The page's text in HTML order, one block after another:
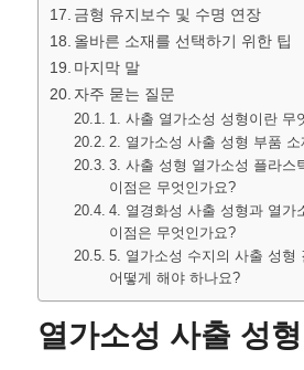
금형 유지보수 및 수명 연장
올바른 소재를 선택하기 위한 팁
마지막 말
자주 묻는 질문
1. 사출 열가소성 성형이란 무
2. 열가소성 사출 성형 부품
3. 사출 성형 열가소성 플라스
이점은 무엇인가요?
4. 열경화성 사출 성형과 열가
이점은 무엇인가요?
5. 열가소성 수지의 사출 성형
어떻게 해야 하나요?
열가소성 사출 성